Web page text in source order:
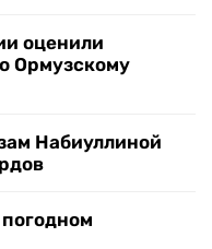
оценили
Ормузскому
Набиуллиной